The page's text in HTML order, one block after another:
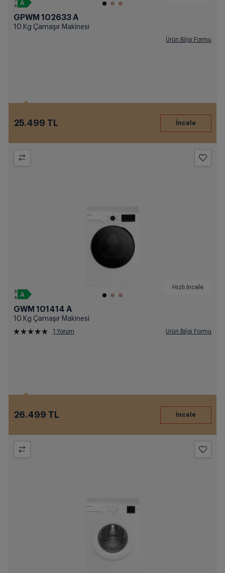
GPWM 102633 A
10 Kg Çamaşır Makinesi
Ürün Bilgi Formu
25.499 TL
Hızlı İncele
GWM 101414 A
10 Kg Çamaşır Makinesi
1 Yorum Ürün Bilgi Formu
26.499 TL